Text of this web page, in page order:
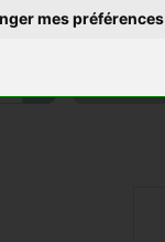
mes préférences